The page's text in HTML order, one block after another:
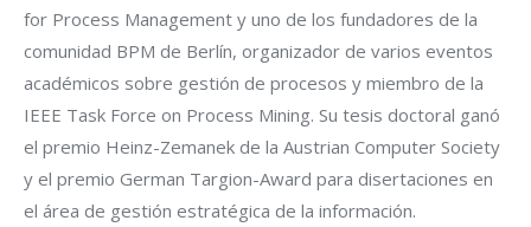
for Process Management y uno de los fundadores de la
comunidad BPM de Berlín, organizador de varios eventos
académicos sobre gestión de procesos y miembro de la
IEEE Task Force on Process Mining. Su tesis doctoral ganó
el premio Heinz-Zemanek de la Austrian Computer Society
y el premio German Targion-Award para disertaciones en
el área de gestión estratégica de la información.